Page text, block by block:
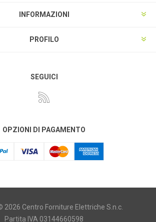
INFORMAZIONI
PROFILO
SEGUICI
OPZIONI DI PAGAMENTO
2026 Centro Forniture Elettriche S.n.c.
Partita IVA 03144660598